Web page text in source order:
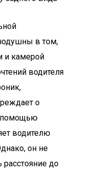
в том,
и камерой
водителя
о
помощью
водителю
он не
до